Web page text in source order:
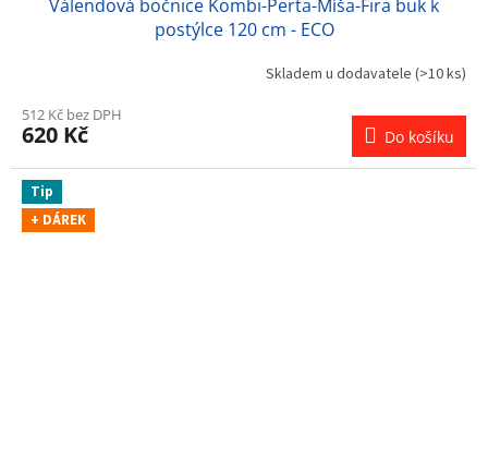
Válendová bočnice Kombi-Perta-Míša-Fira buk k
postýlce 120 cm - ECO
Skladem u dodavatele (>10 ks)
512 Kč bez DPH
620 Kč Do košíku
Tip
+ DÁREK